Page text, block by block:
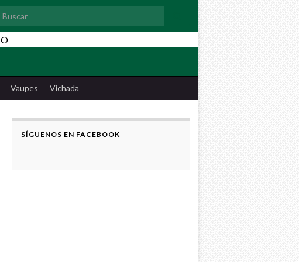
Search for:
Vaupes Vichada
SÍGUENOS EN FACEBOOK